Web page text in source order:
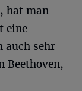
hat man
eine
auch sehr
Beethoven,